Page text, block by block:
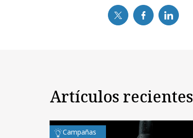
Artículos recientes
Campañas